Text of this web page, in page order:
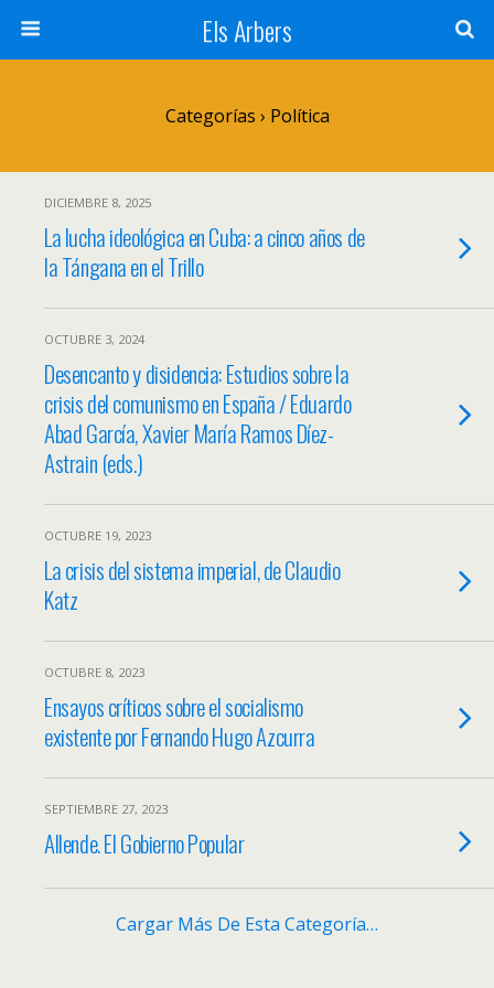
Els Arbers
Categorías › Política
DICIEMBRE 8, 2025
La lucha ideológica en Cuba: a cinco años de
la Tángana en el Trillo
OCTUBRE 3, 2024
Desencanto y disidencia: Estudios sobre la
crisis del comunismo en España / Eduardo
Abad García, Xavier María Ramos Díez-
Astrain (eds.)
OCTUBRE 19, 2023
La crisis del sistema imperial, de Claudio
Katz
OCTUBRE 8, 2023
Ensayos críticos sobre el socialismo
existente por Fernando Hugo Azcurra
SEPTIEMBRE 27, 2023
Allende. El Gobierno Popular
Cargar Más De Esta Categoría…